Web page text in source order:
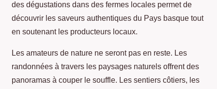
des dégustations dans des fermes locales permet de
découvrir les saveurs authentiques du Pays basque tout
en soutenant les producteurs locaux.
Les amateurs de nature ne seront pas en reste. Les
randonnées à travers les paysages naturels offrent des
panoramas à couper le souffle. Les sentiers côtiers, les